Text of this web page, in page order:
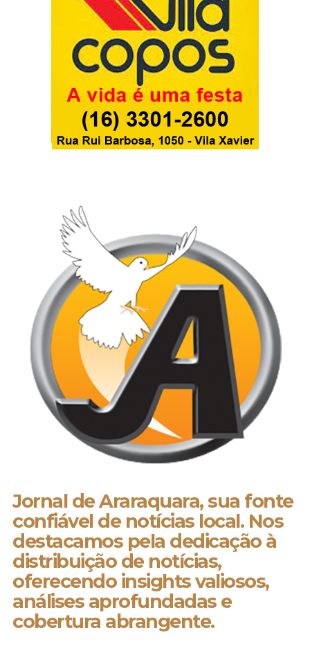
Jornal de Araraquara, sua fonte
confiável de notícias local. Nos
destacamos pela dedicação à
distribuição de notícias,
oferecendo insights valiosos,
análises aprofundadas e
cobertura abrangente.